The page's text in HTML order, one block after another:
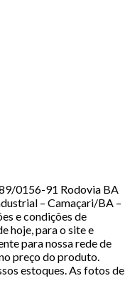
0156-91 Rodovia BA
– Camaçari/BA –
e condições de
hoje, para o site e
para nossa rede de
preço do produto.
estoques. As fotos de